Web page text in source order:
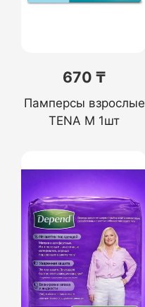
670 ₸
Памперсы взрослые
TENA M 1шт